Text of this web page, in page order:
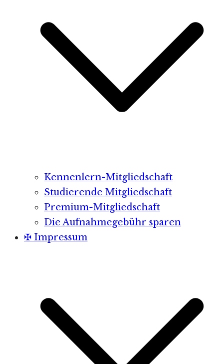
Kennenlern-Mitgliedschaft
Studierende Mitgliedschaft
Premium-Mitgliedschaft
Die Aufnahmegebühr sparen
✠ Impressum